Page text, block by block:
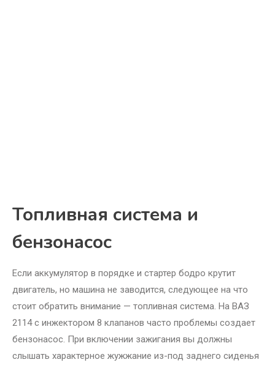
Топливная система и
бензонасос
Если аккумулятор в порядке и стартер бодро крутит
двигатель, но машина не заводится, следующее на что
стоит обратить внимание — топливная система. На ВАЗ
2114 с инжектором 8 клапанов часто проблемы создает
бензонасос. При включении зажигания вы должны
слышать характерное жужжание из-под заднего сиденья